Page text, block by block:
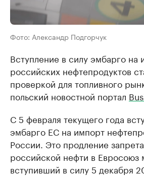
Фото: Александр Подгорчук
Вступление в силу эмбарго на
российских нефтепродуктов
проверкой для топливного
польский новостной портал
С 5 февраля текущего года
эмбарго ЕС на импорт
России. Это продление
российской нефти в Евросоюз
вступивший в силу 5 декабря